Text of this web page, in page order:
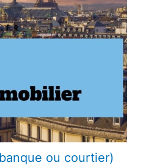
ou courtier)